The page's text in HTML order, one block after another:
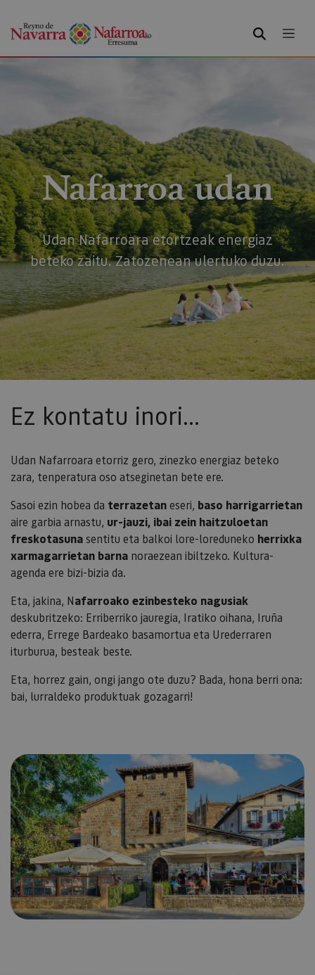
BILATU
Nafarroa udan
Udan Nafarroara etortzeak energiaz
beteko zaitu. Zatozenean ulertuko duzu.
Ez kontatu inori...
Udan Nafarroara etorriz gero, zinezko energiaz beteko
zara, tenperatura oso atseginetan bete ere.
Sasoi ezin hobea da terrazetaneseri, baso harrigarrietan
aire garbia arnastu, ur-jauzi, ibai zein haitzuloetan
freskotasunasentitu eta balkoi lore-loreduneko herrixka
xarmagarrietan barna noraezean ibiltzeko. Kultura-
agenda ere bizi-bizia da.
Eta, jakina, Nafarroako ezinbesteko nagusiak
deskubritzeko: Erriberriko jauregia, Iratiko oihana, Iruña
ederra, Errege Bardeako basamortua eta Urederraren
iturburua, besteak beste.
Eta, horrez gain, ongi jango ote duzu? Bada, hona berri ona:
bai, lurraldeko produktuak gozagarri!